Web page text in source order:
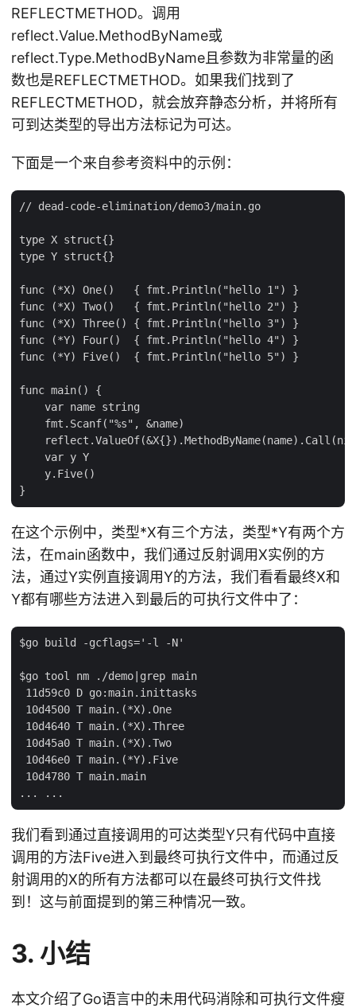
REFLECTMETHOD。调用
reflect.Value.MethodByName或
reflect.Type.MethodByName且参数为非常量的函
数也是REFLECTMETHOD。如果我们找到了
REFLECTMETHOD，就会放弃静态分析，并将所有
可到达类型的导出方法标记为可达。
下面是一个来自参考资料中的示例：
// dead-code-elimination/demo3/main.go
type X struct{}
type Y struct{}
func (*X) One()   { fmt.Println("hello 1") }
func (*X) Two()   { fmt.Println("hello 2") }
func (*X) Three() { fmt.Println("hello 3") }
func (*Y) Four()  { fmt.Println("hello 4") }
func (*Y) Five()  { fmt.Println("hello 5") }
func main() {
    var name string
    fmt.Scanf("%s", &name)
    var y Y
    y.Five()
在这个示例中，类型*X有三个方法，类型*Y有两个方
法，在main函数中，我们通过反射调用X实例的方
法，通过Y实例直接调用Y的方法，我们看看最终X和
Y都有哪些方法进入到最后的可执行文件中了：
$go build -gcflags='-l -N'
$go tool nm ./demo|grep main
11d59c0 D go:main.inittasks
10d4500 T main.(*X).One
10d4640 T main.(*X).Three
10d45a0 T main.(*X).Two
10d46e0 T main.(*Y).Five
10d4780 T main.main
我们看到通过直接调用的可达类型Y只有代码中直接
调用的方法Five进入到最终可执行文件中，而通过反
射调用的X的所有方法都可以在最终可执行文件找
到！这与前面提到的第三种情况一致。
3. 小结
本文介绍了Go语言中的未用代码消除和可执行文件瘦